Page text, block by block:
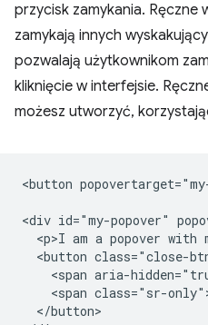
przycisk zamykania. Ręczne
zamykają innych
pozwalają użytkownikom
kliknięcie w interfejsie.
możesz utworzyć,
<button
<div id="my-popover"
<p>I am a popover with
<button class="close-
<span aria-
<span class="sr-
  </button>